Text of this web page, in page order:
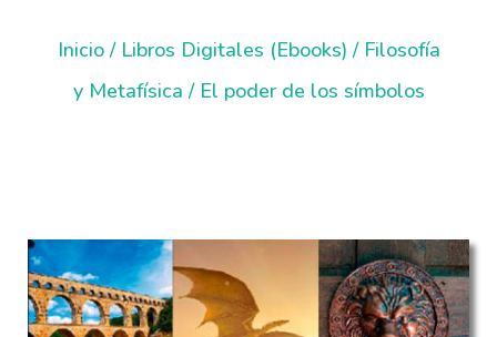
Inicio/ Libros Digitales (Ebooks) / Filosofía
y Metafísica / El poder de los símbolos